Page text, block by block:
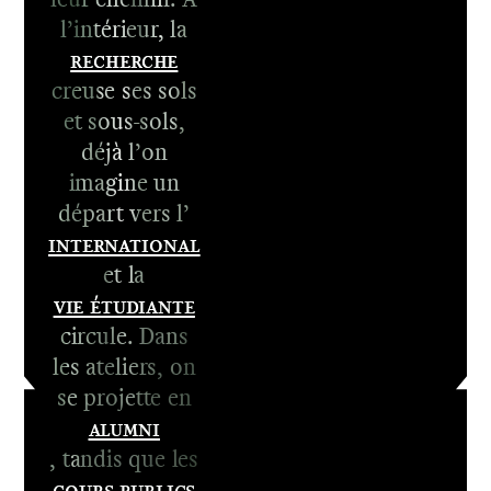
1er cycle -
Le DNA
2e cycle -
Le DNSEP
l’intérieur, la
Recherche
creuse ses sols
et sous-sols,
déjà l’on
imagine un
départ vers l’
International
et la
Vie étudiante
circule. Dans
les ateliers, on
se projette en
Alumni
, tandis que les